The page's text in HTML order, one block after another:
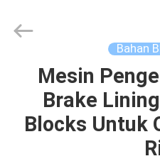
RUMAH
PRODUK
Bahan
Mesin
Brake
Blocks Untuk